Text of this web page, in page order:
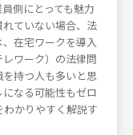
側にとっても魅力
ていない場合、法
在宅ワークを導入
ワーク）の法律問
持つ人も多いと思
なる可能性もゼロ
かりやすく解説す